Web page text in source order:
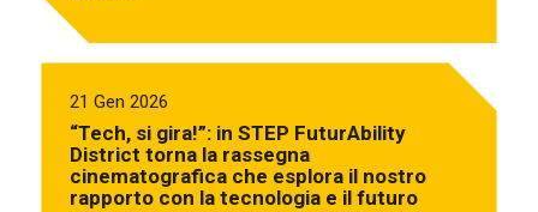
21 Gen 2026
“Tech, si gira!”: in STEP FuturAbility
District torna la rassegna
cinematografica che esplora il nostro
rapporto con la tecnologia e il futuro